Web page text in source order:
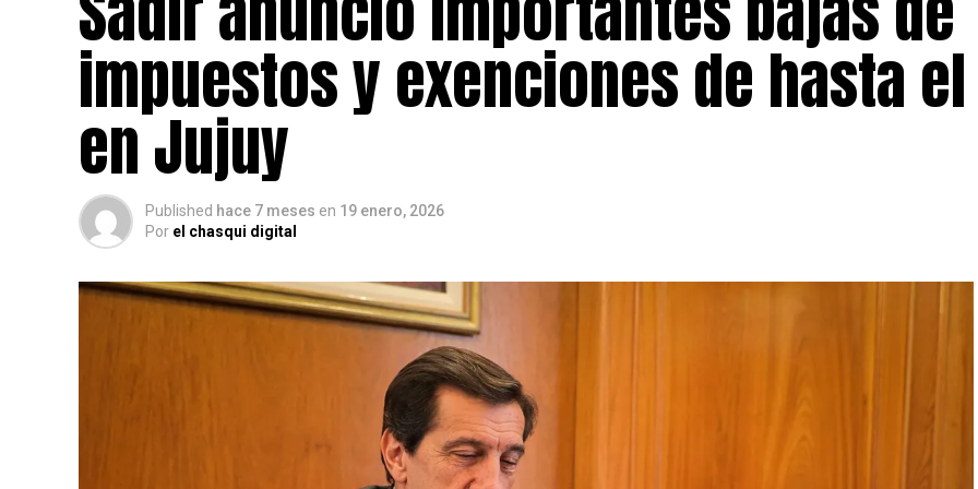
impuestos y exenciones de hasta
en Jujuy
Published hace 7 meses en 19 enero, 2026
Por el chasqui digital